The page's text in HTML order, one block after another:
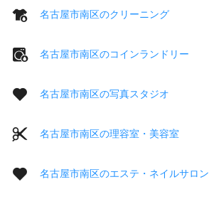
名古屋市南区のクリーニング
名古屋市南区のコインランドリー
名古屋市南区の写真スタジオ
名古屋市南区の理容室・美容室
名古屋市南区のエステ・ネイルサロン